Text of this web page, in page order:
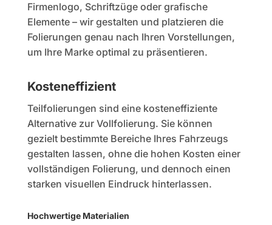
Firmenlogo, Schriftzüge oder grafische
Elemente – wir gestalten und platzieren die
Folierungen genau nach Ihren Vorstellungen,
um Ihre Marke optimal zu präsentieren.
Kosteneffizient
Teilfolierungen sind eine kosteneffiziente
Alternative zur Vollfolierung. Sie können
gezielt bestimmte Bereiche Ihres Fahrzeugs
gestalten lassen, ohne die hohen Kosten einer
vollständigen Folierung, und dennoch einen
starken visuellen Eindruck hinterlassen.
Hochwertige Materialien